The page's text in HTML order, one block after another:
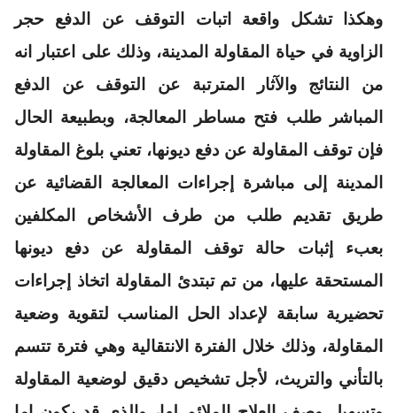
وهكذا تشكل واقعة اتبات التوقف عن الدفع حجر
الزاوية في حياة المقاولة المدينة، وذلك على اعتبار انه
من النتائج والآثار المترتبة عن التوقف عن الدفع
المباشر طلب فتح مساطر المعالجة، وبطبيعة الحال
فإن توقف المقاولة عن دفع ديونها، تعني بلوغ المقاولة
المدينة إلى مباشرة إجراءات المعالجة القضائية عن
طريق تقديم طلب من طرف الأشخاص المكلفين
بعبء إثبات حالة توقف المقاولة عن دفع ديونها
المستحقة عليها، من تم تبتدئ المقاولة اتخاذ إجراءات
تحضيرية سابقة لإعداد الحل المناسب لتقوية وضعية
المقاولة، وذلك خلال الفترة الانتقالية وهي فترة تتسم
بالتأني والتريث، لأجل تشخيص دقيق لوضعية المقاولة